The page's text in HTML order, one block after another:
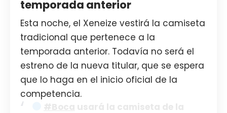
temporada anterior
Esta noche, el Xeneize vestirá la camiseta
tradicional que pertenece a la
temporada anterior. Todavía no será el
estreno de la nueva titular, que se espera
que lo haga en el inicio oficial de la
competencia.